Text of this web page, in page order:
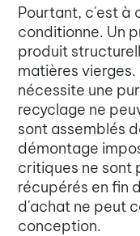
Pourtant, c'est à
conditionne. Un
produit
matières vierges.
nécessite une
recyclage ne
sont assemblés
démontage
critiques ne sont
récupérés en fin
d'achat ne peut
conception.